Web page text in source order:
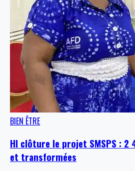
BIEN ÊTRE
HI clôture le projet SMSPS : 2
et transformées